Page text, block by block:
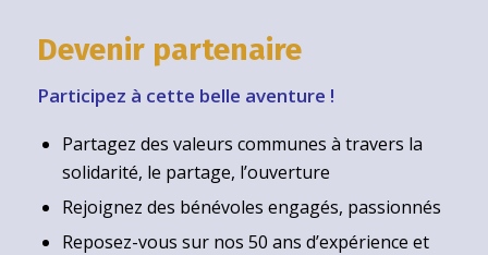
Devenir partenaire
Participez à cette belle aventure !
Partagez des valeurs communes à travers la
solidarité, le partage, l’ouverture
Rejoignez des bénévoles engagés, passionnés
Reposez-vous sur nos 50 ans d’expérience et